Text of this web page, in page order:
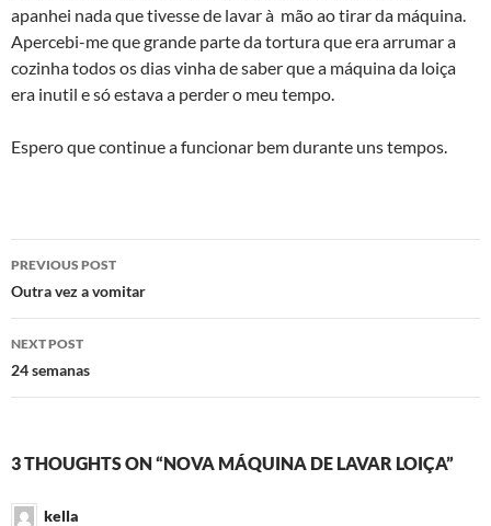
apanhei nada que tivesse de lavar à mão ao tirar da máquina.
Apercebi-me que grande parte da tortura que era arrumar a
cozinha todos os dias vinha de saber que a máquina da loiça
era inutil e só estava a perder o meu tempo.
Espero que continue a funcionar bem durante uns tempos.
Post
navigation
PREVIOUS POST
Outra vez a vomitar
NEXT POST
24 semanas
3 THOUGHTS ON “NOVA MÁQUINA DE LAVAR LOIÇA”
kella